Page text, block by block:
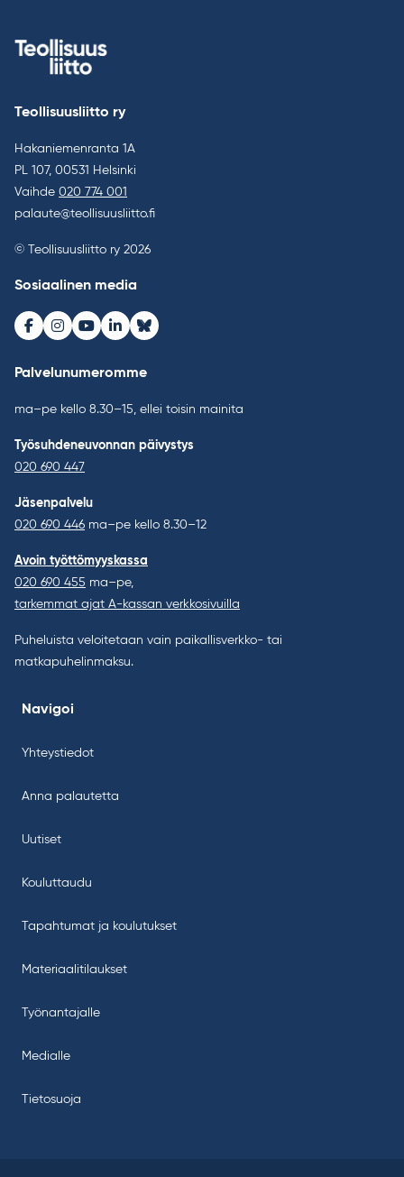
Teollisuusliitto ry
Hakaniemenranta 1A
PL 107, 00531 Helsinki
Vaihde 020 774 001
palaute@teollisuusliitto.fi
© Teollisuusliitto ry 2026
Sosiaalinen media
Facebook
Instagram
Youtube
LinkedInBluesky
Palvelunumeromme
ma–pe kello 8.30–15, ellei toisin mainita
Työsuhdeneuvonnan päivystys
020 690 447
Jäsenpalvelu
020 690 446 ma–pe kello 8.30–12
Avoin työttömyyskassa
020 690 455 ma–pe,
tarkemmat ajat A-kassan verkkosivuilla
Puheluista veloitetaan vain paikallisverkko- tai
matkapuhelinmaksu.
Navigoi
Yhteystiedot
Anna palautetta
Uutiset
Kouluttaudu
Tapahtumat ja koulutukset
Materiaalitilaukset
Työnantajalle
Medialle
Tietosuoja